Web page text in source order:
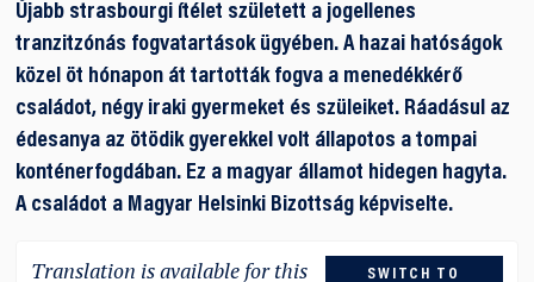
Újabb strasbourgi ítélet született a jogellenes
tranzitzónás fogvatartások ügyében. A hazai hatóságok
közel öt hónapon át tartották fogva a menedékkérő
családot, négy iraki gyermeket és szüleiket. Ráadásul az
édesanya az ötödik gyerekkel volt állapotos a tompai
konténerfogdában. Ez a magyar államot hidegen hagyta.
A családot a Magyar Helsinki Bizottság képviselte.
Translation is available for this
SWITCH TO